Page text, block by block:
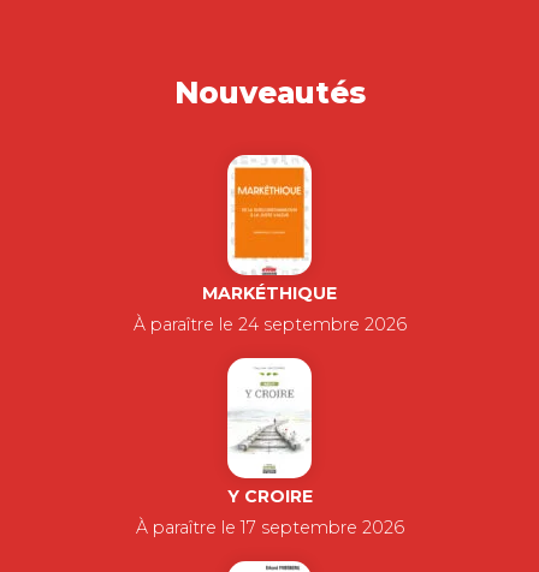
Nouveautés
MARKÉTHIQUE
À paraître le 24 septembre 2026
Y CROIRE
À paraître le 17 septembre 2026